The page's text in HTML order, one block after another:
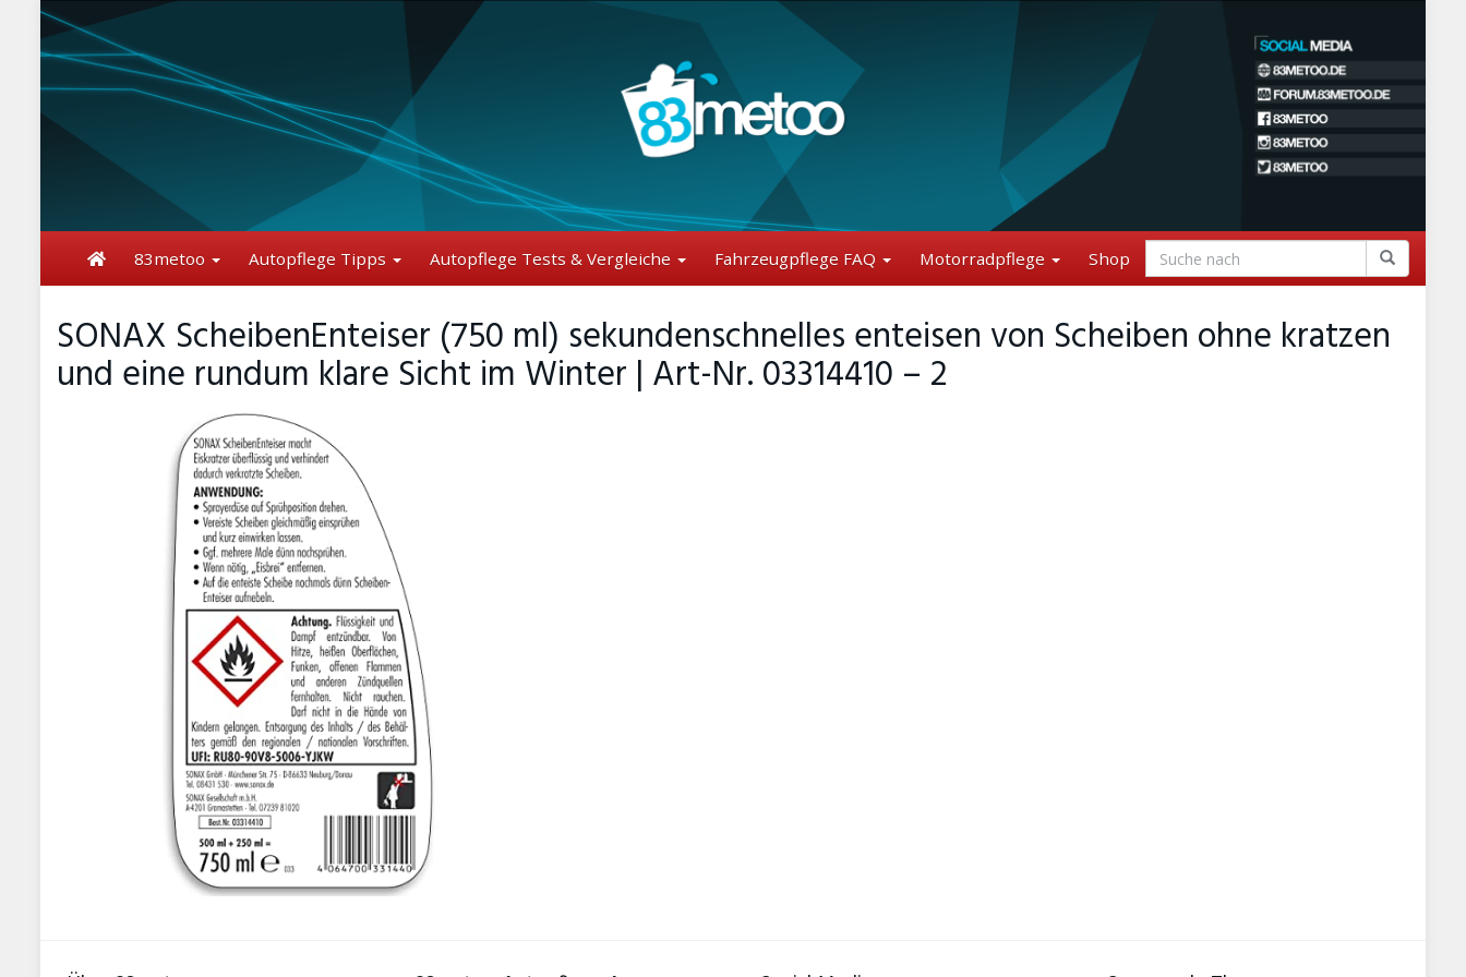
content
83metoo Autopflege Tipps Autopflege Tests & Vergleiche Fahrzeugpflege FAQ Motorradpflege Shop
SONAX ScheibenEnteiser (750 ml) sekundenschnelles enteisen von Scheiben ohne kratzen
und eine rundum klare Sicht im Winter | Art-Nr. 03314410 – 2